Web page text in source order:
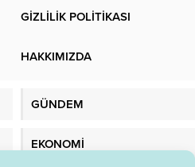
GİZLİLİK POLİTİKASI
HAKKIMIZDA
GÜNDEM
EKONOMİ